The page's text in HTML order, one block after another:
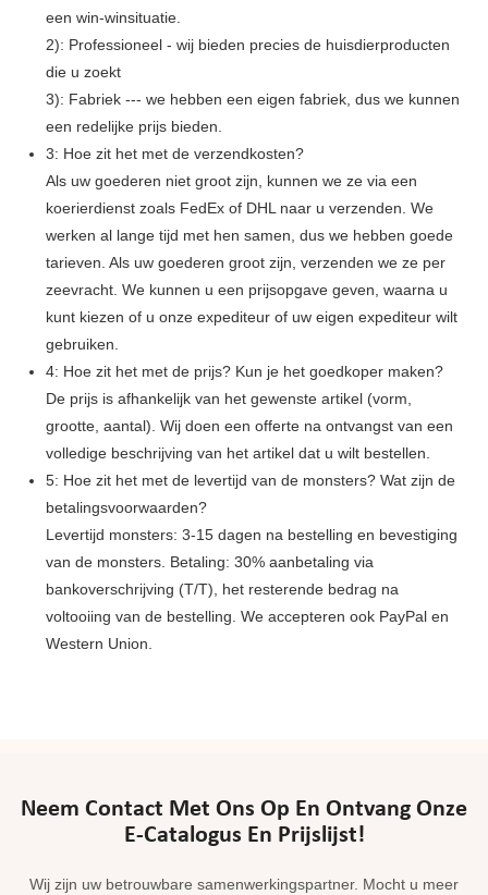
een win-winsituatie.
2): Professioneel - wij bieden precies de huisdierproducten
die u zoekt
3): Fabriek --- we hebben een eigen fabriek, dus we kunnen
een redelijke prijs bieden.
3: Hoe zit het met de verzendkosten?
Als uw goederen niet groot zijn, kunnen we ze via een
koerierdienst zoals FedEx of DHL naar u verzenden. We
werken al lange tijd met hen samen, dus we hebben goede
tarieven. Als uw goederen groot zijn, verzenden we ze per
zeevracht. We kunnen u een prijsopgave geven, waarna u
kunt kiezen of u onze expediteur of uw eigen expediteur wilt
gebruiken.
4: Hoe zit het met de prijs? Kun je het goedkoper maken?
De prijs is afhankelijk van het gewenste artikel (vorm,
grootte, aantal). Wij doen een offerte na ontvangst van een
volledige beschrijving van het artikel dat u wilt bestellen.
5: Hoe zit het met de levertijd van de monsters? Wat zijn de
betalingsvoorwaarden?
Levertijd monsters: 3-15 dagen na bestelling en bevestiging
van de monsters. Betaling: 30% aanbetaling via
bankoverschrijving (T/T), het resterende bedrag na
voltooiing van de bestelling. We accepteren ook PayPal en
Western Union.
Neem Contact Met Ons Op En Ontvang Onze
E-Catalogus En Prijslijst!
Wij zijn uw betrouwbare samenwerkingspartner. Mocht u meer